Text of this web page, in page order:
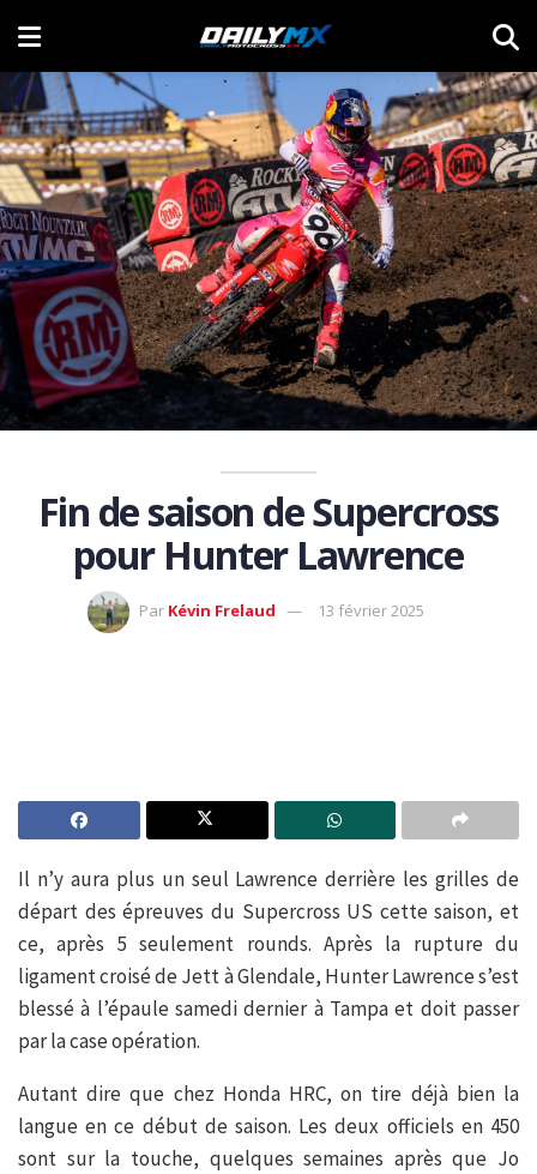
Fin de saison de Supercross
pour Hunter Lawrence
Par Kévin Frelaud 13 février 2025
Il n’y aura plus un seul Lawrence derrière les grilles de
départ des épreuves du Supercross US cette saison, et
ce, après 5 seulement rounds. Après la rupture du
ligament croisé de Jett à Glendale, Hunter Lawrence s’est
blessé à l’épaule samedi dernier à Tampa et doit passer
par la case opération.
Autant dire que chez Honda HRC, on tire déjà bien la
langue en ce début de saison. Les deux officiels en 450
sont sur la touche, quelques semaines après que Jo